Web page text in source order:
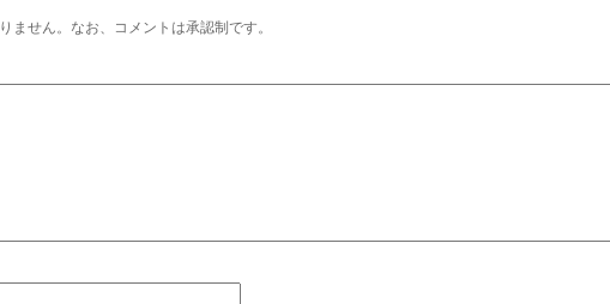
ません。なお、コメントは承認制です。